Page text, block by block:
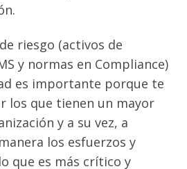
riesgo (activos de
y normas en Compliance)
es importante porque te
los que tienen un mayor
y a su vez, a
los esfuerzos y
que es más crítico y